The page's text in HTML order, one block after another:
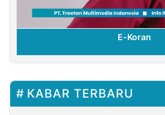
KABAR TERBARU